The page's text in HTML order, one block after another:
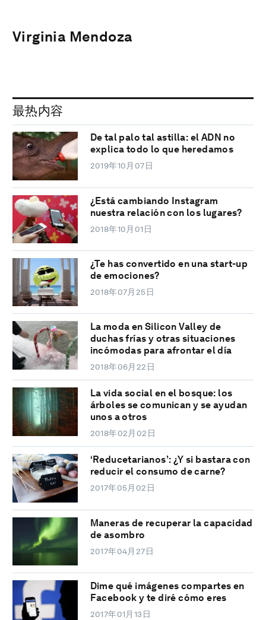
Virginia Mendoza
最热内容
De tal palo tal astilla: el ADN no
explica todo lo que heredamos
2019年10月07日
¿Está cambiando Instagram
nuestra relación con los lugares?
2018年10月01日
¿Te has convertido en una start-up
de emociones?
2018年07月25日
La moda en Silicon Valley de
duchas frías y otras situaciones
incómodas para afrontar el día
2018年06月22日
La vida social en el bosque: los
árboles se comunican y se ayudan
unos a otros
2018年02月02日
‘Reducetarianos’: ¿Y si bastara con
reducir el consumo de carne?
2017年05月02日
Maneras de recuperar la capacidad
de asombro
2017年04月27日
Dime qué imágenes compartes en
Facebook y te diré cómo eres
2017年01月13日